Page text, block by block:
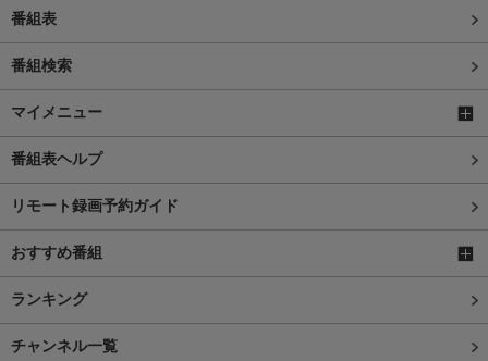
番組表
番組検索
マイメニュー
番組表ヘルプ
リモート録画予約ガイド
おすすめ番組
ランキング
チャンネル一覧